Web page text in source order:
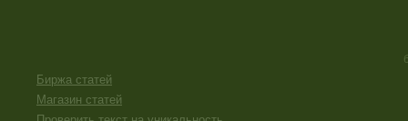
Биржа статей
Магазин статей